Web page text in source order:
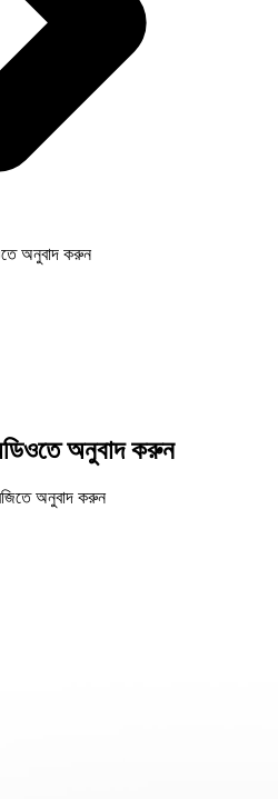
অনুবাদ করুন
অনুবাদ করুন
অনুবাদ করুন